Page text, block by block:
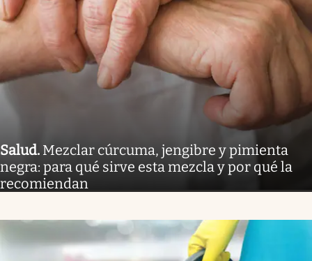
Salud. Mezclar cúrcuma, jengibre y pimienta
negra: para qué sirve esta mezcla y por qué la
recomiendan